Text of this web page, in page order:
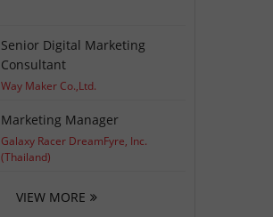
Senior Digital Marketing
Consultant
Way Maker Co.,Ltd.
Marketing Manager
Galaxy Racer DreamFyre, Inc.
(Thailand)
VIEW MORE